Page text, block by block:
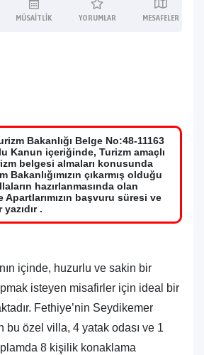
MÜSAITLIK YORUMLAR MESAFELER
Bakanlığı Belge No:48-11163
Kanun içeriğinde, Turizm amaçlı
belgesi almaları konusunda
Bakanlığımızın çıkarmış olduğu
hazırlanmasında olan
Apartlarımızın başvuru süresi ve
.
içinde, huzurlu ve sakin bir
isteyen misafirler için ideal bir
Fethiye’nin Seydikemer
bu özel villa, 4 yatak odası ve 1
8 kişilik konaklama